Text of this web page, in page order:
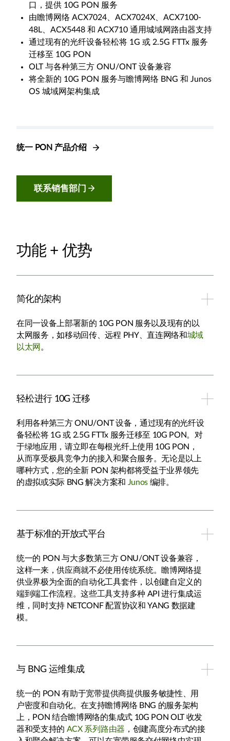
口，提供 10G PON 服务
由瞻博网络 ACX7024、ACX7024X、ACX7100-
48L、ACX5448 和 ACX710 通用城域网路由器支持
通过现有的光纤设备轻松将 1G 或 2.5G FTTx 服务
迁移至 10G PON
OLT 与各种第三方 ONU/ONT 设备兼容
将全新的 10G PON 服务与瞻博网络 BNG 和 Junos
OS 城域网架构集成
统一 PON 产品介绍
联系销售部门
功能 + 优势
简化的架构
在同一设备上部署新的 10G PON 服务以及现有的以
太网服务，如移动回传、远程 PHY、直连网络和城域
以太网 。
轻松进行 10G 迁移
利用各种第三方 ONU/ONT 设备，通过现有的光纤设
备轻松将 1G 或 2.5G FTTx 服务迁移至 10G PON。对
于绿地应用，请立即在每根光纤上使用 10G PON，
从而享受极具竞争力的接入和聚合服务。无论是以上
哪种方式，您的全新 PON 架构都将受益于业界领先
的虚拟或实际 BNG 解决方案和 Junos编排。
基于标准的开放式平台
统一的 PON 与大多数第三方 ONU/ONT 设备兼容，
这样一来，供应商就不必使用传统系统。瞻博网络提
供业界极为全面的自动化工具套件，以创建自定义的
端到端工作流程。这些工具支持多种 API 进行集成运
维，同时支持 NETCONF 配置协议和 YANG 数据建
模。
与 BNG 运维集成
统一的 PON 有助于宽带提供商提供服务敏捷性、用
户密度和自动化。在支持瞻博网络 BNG 的服务架构
上，PON 结合瞻博网络的集成式 10G PON OLT 收发
器和受支持的 ACX 系列路由器 ，创建高度分布式的接